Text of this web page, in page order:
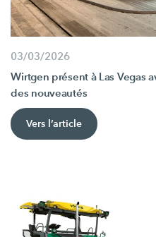
03/03/2026
Wirtgen présent à Las Vegas
des nouveautés
Vers l’article